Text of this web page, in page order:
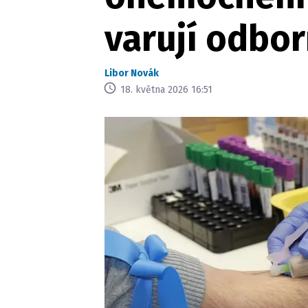
varují
Libor Novák
18. května 2026 16:51